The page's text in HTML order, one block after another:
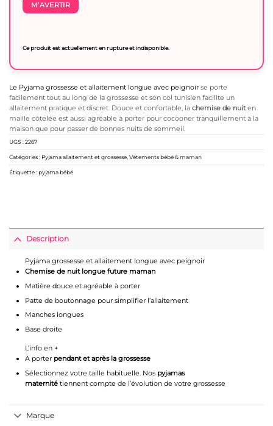
Le Pyjama grossesse et allaitement longue avec peignoir se porte
facilement tout au long de la grossesse et son col tunisien facilite un
allaitement pratique et discret. Douce et confortable, la chemise de nuiten
maille côtelée est aussi agréable à porter pour cocooner tranquillement à la
maison que pour passer de bonnes nuits de sommeil.
M’AVERTIR
Ce produit est actuellement en rupture et indisponible.
UGS :2267
Catégories : Pyjama allaitement et grossesse Vêtements bébé & maman
Étiquette :pyjama bébé
Description
Pyjama grossesse et allaitement longue avec peignoir
Chemise de nuit longue future maman
Matière douce et agréable à porter
Patte de boutonnage pour simplifier l’allaitement
Manches longues
Base droite
L’info en +
À porter pendant et après la grossesse
Sélectionnez votre taille habituelle. Nos pyjamas
maternitétiennent compte de l’évolution de votre grossesse
Marque